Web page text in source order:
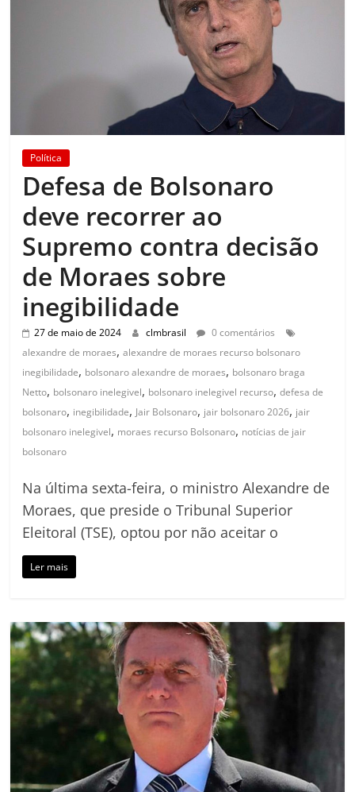
Política
Defesa de Bolsonaro
deve recorrer ao
Supremo contra decisão
de Moraes sobre
inegibilidade
27 de maio de 2024 clmbrasil
0 comentários
alexandre de moraes,alexandre de moraes recurso bolsonaro
inegibilidade, bolsonaro alexandre de moraes, bolsonaro braga
Netto, bolsonaro inelegivel, bolsonaro inelegivel recurso,defesa de
bolsonaro, inegibilidade, Jair Bolsonaro, jair bolsonaro 2026, jair
bolsonaro inelegivel, moraes recurso Bolsonaro, notícias de jair
bolsonaro
Na última sexta-feira, o ministro Alexandre de
Moraes, que preside o Tribunal Superior
Eleitoral (TSE), optou por não aceitar o
Ler mais